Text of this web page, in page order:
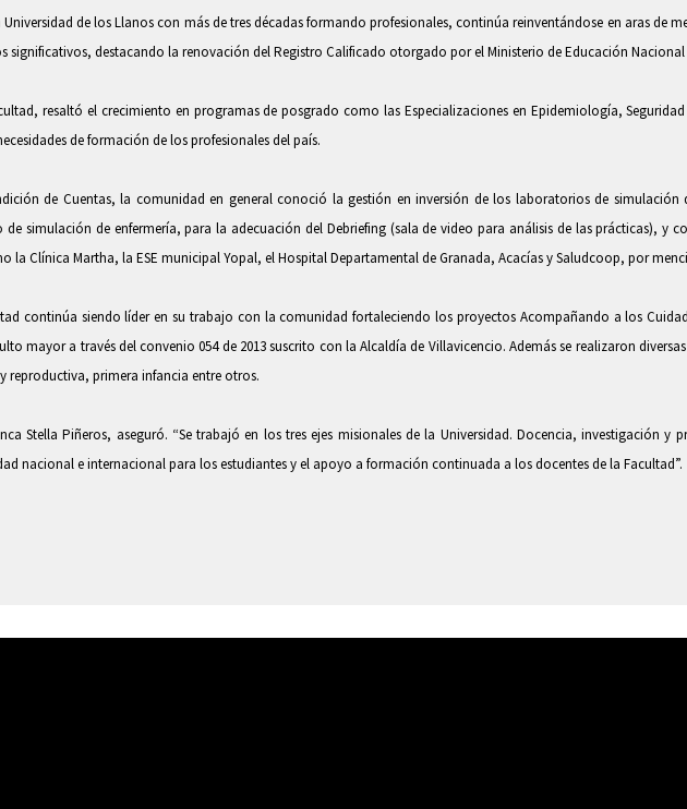
Universidad de los Llanos con más de tres décadas formando profesionales, continúa reinventándose en aras de
significativos, destacando la renovación del Registro Calificado otorgado por el Ministerio de Educación
resaltó el crecimiento en programas de posgrado como las Especializaciones en Epidemiología,
de formación de los profesionales del país.
de Cuentas, la comunidad en general conoció la gestión en inversión de los laboratorios de
simulación de enfermería, para la adecuación del Debriefing (sala de video para análisis de las prácticas), y
la Clínica Martha, la ESE municipal Yopal, el Hospital Departamental de Granada, Acacías y Saludcoop, por
continúa siendo líder en su trabajo con la comunidad fortaleciendo los proyectos Acompañando a los
mayor a través del convenio 054 de 2013 suscrito con la Alcaldía de Villavicencio. Además se realizaron
reproductiva, primera infancia entre otros.
Stella Piñeros, aseguró. “Se trabajó en los tres ejes misionales de la Universidad. Docencia, investigación
nacional e internacional para los estudiantes y el apoyo a formación continuada a los docentes de la Facultad”.